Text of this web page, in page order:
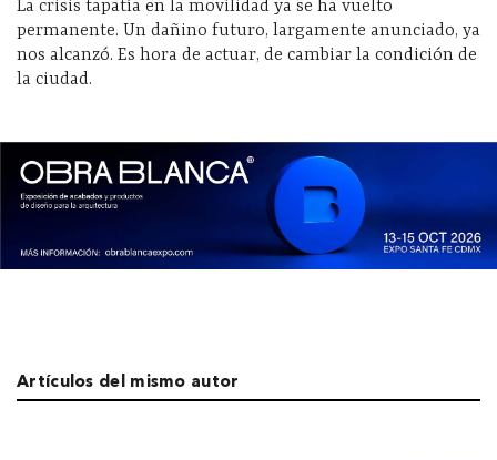
La crisis tapatía en la movilidad ya se ha vuelto
permanente. Un dañino futuro, largamente anunciado, ya
nos alcanzó. Es hora de actuar, de cambiar la condición de
la ciudad.
Artículos del mismo autor